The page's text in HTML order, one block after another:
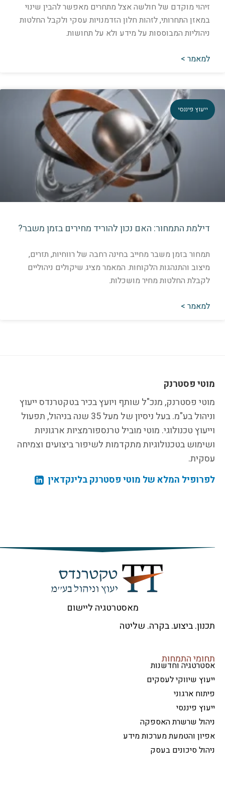
מוקדם של חולשה אצל מתחרים מאפשר להבין שינוי
התחרותי, לזהות חלון הזדמנויות עסקי ולקבל החלטות
המבוססות על מידע ולא על תחושות.
>
פיננסי
התמחור: האם נכון להוריד מחירים בזמן משבר?
בזמן משבר מחייב בחינה רחבה של רווחיות, תזרים,
והתנהגות הלקוחות. המאמר מציג שיקולים ניהוליים
החלטות מחיר מושכלות.
>
פסטרנק
פסטרנק, מנכ"ל שותף ויועץ בכיר בטקטרנדס ייעוץ
וניהול בע"מ. בעל ניסיון של מעל 35 שנה בניהול, תפעול
טכנולוגי. מוטי מוביל טרנספורמציות ארגוניות
בטכנולוגיות מתקדמות לשיפור ביצועים וצמיחה
המלא של מוטי פסטרנק בלינקדאין
מאסטרטגיה ליישום
ביצוע. בקרה. שליטה
התמחות
וחדשנות
שיווקי לעסקים
ארגוני
פיננסי
שרשרת האספקה
והטמעת מערכות מידע
סיכונים בעסק